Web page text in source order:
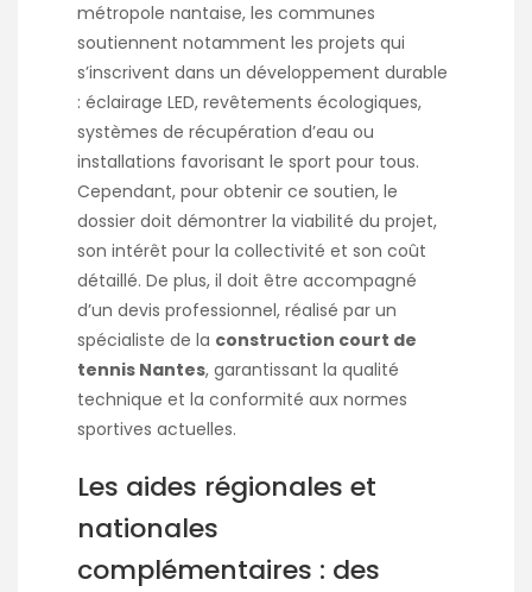
métropole nantaise, les communes
soutiennent notamment les projets qui
s’inscrivent dans un développement durable
: éclairage LED, revêtements écologiques,
systèmes de récupération d’eau ou
installations favorisant le sport pour tous.
Cependant, pour obtenir ce soutien, le
dossier doit démontrer la viabilité du projet,
son intérêt pour la collectivité et son coût
détaillé. De plus, il doit être accompagné
d’un devis professionnel, réalisé par un
spécialiste de la construction court de
tennis Nantes, garantissant la qualité
technique et la conformité aux normes
sportives actuelles.
Les aides régionales et
nationales
complémentaires : des